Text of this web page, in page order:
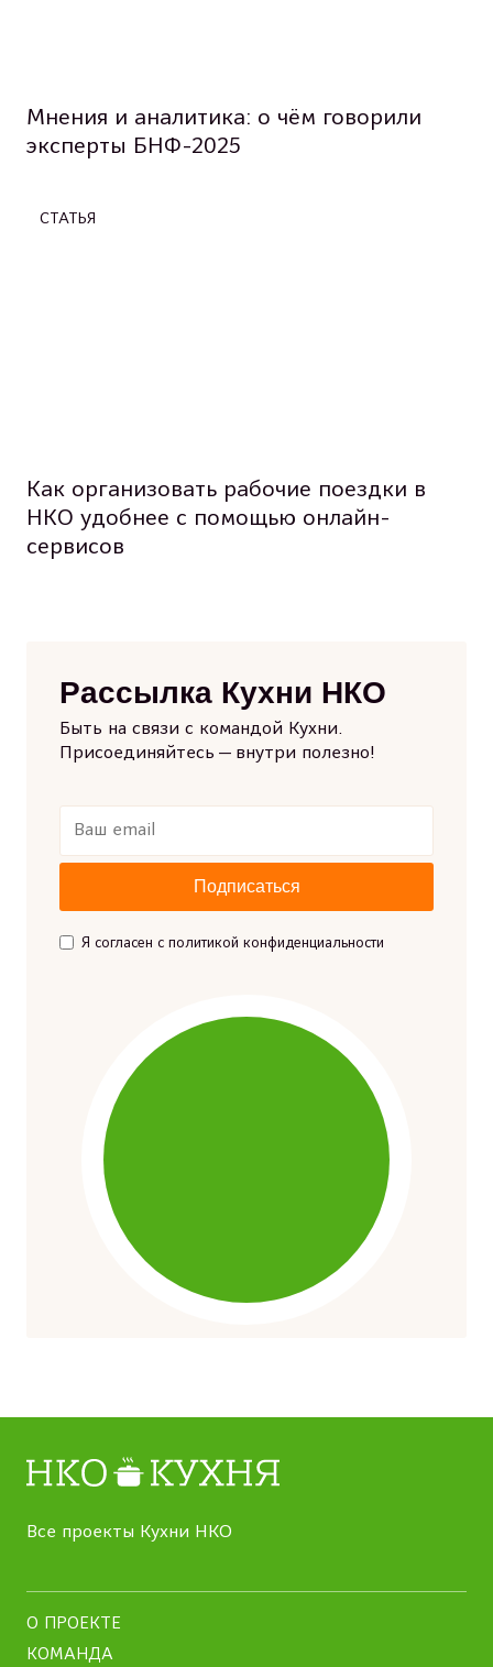
Мнения и аналитика: о чём говорили
эксперты БНФ-2025
СТАТЬЯ
Как организовать рабочие поездки в
НКО удобнее с помощью онлайн-
сервисов
Рассылка Кухни НКО
Быть на связи с командой Кухни.
Присоединяйтесь — внутри полезно!
Я согласен с политикой конфиденциальности
Все проекты Кухни НКО
О ПРОЕКТЕ
КОМАНДА